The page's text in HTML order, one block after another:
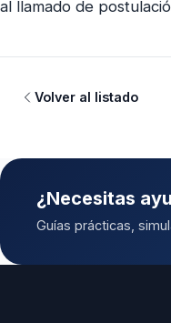
al llamado de
Volver al listado
¿Necesitas
Guías prácticas,